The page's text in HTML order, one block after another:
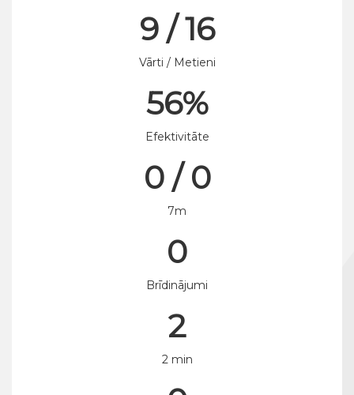
9 / 16
Vārti / Metieni
56%
Efektivitāte
0 / 0
7m
0
Brīdinājumi
2
2 min